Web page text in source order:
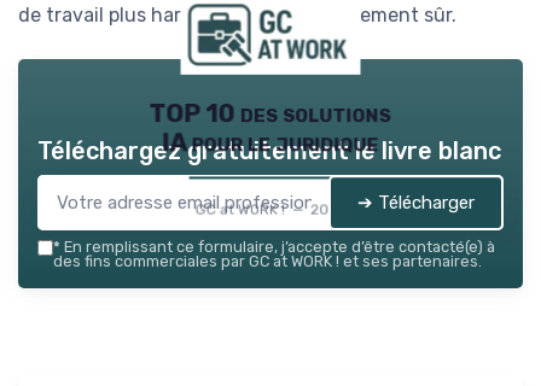
de travail plus harmonieux et juridiquement sûr.
TOP 10 des solutions
IA pour le juridique
GC at WORK ! — 2026
Téléchargez gratuitement le livre blanc
➔ Télécharger
* En remplissant ce formulaire, j’accepte d’être contacté(e) à
des fins commerciales par GC at WORK ! et ses partenaires.